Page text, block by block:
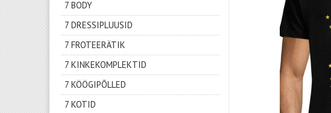
7 BODY
7 DRESSIPLUUSID
7 FROTEERÄTIK
7 KINKEKOMPLEKTID
7 KÖÖGIPÕLLED
7 KOTID